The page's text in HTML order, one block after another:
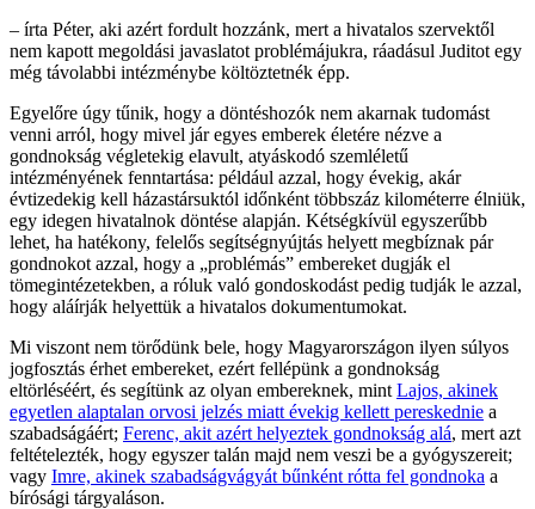
– írta Péter, aki azért fordult hozzánk, mert a hivatalos szervektől
nem kapott megoldási javaslatot problémájukra, ráadásul Juditot egy
még távolabbi intézménybe költöztetnék épp.
Egyelőre úgy tűnik, hogy a döntéshozók nem akarnak tudomást
venni arról, hogy mivel jár egyes emberek életére nézve a
gondnokság végletekig elavult, atyáskodó szemléletű
intézményének fenntartása: például azzal, hogy évekig, akár
évtizedekig kell házastársuktól időnként többszáz kilométerre élniük,
egy idegen hivatalnok döntése alapján. Kétségkívül egyszerűbb
lehet, ha hatékony, felelős segítségnyújtás helyett megbíznak pár
gondnokot azzal, hogy a „problémás” embereket dugják el
tömegintézetekben, a róluk való gondoskodást pedig tudják le azzal,
hogy aláírják helyettük a hivatalos dokumentumokat.
Mi viszont nem törődünk bele, hogy Magyarországon ilyen súlyos
jogfosztás érhet embereket, ezért fellépünk a gondnokság
eltörléséért, és segítünk az olyan embereknek, mint Lajos, akinek
egyetlen alaptalan orvosi jelzés miatt évekig kellett pereskednie a
szabadságáért; Ferenc, akit azért helyeztek gondnokság alá, mert azt
feltételezték, hogy egyszer talán majd nem veszi be a gyógyszereit;
vagy Imre, akinek szabadságvágyát bűnként rótta fel gondnoka a
bírósági tárgyaláson.